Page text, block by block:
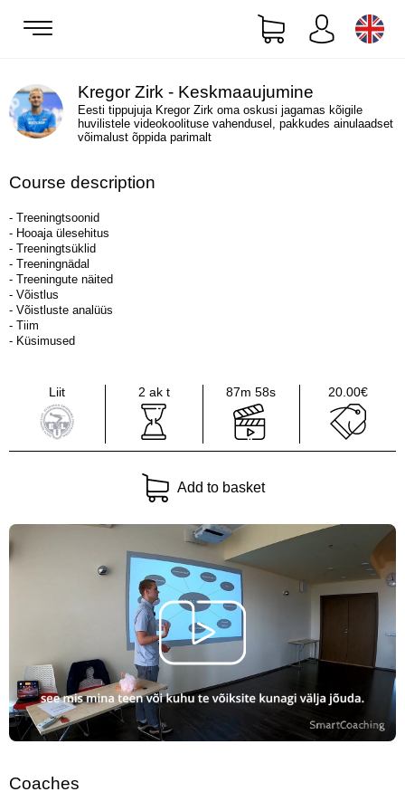
Kregor Zirk - Keskmaaujumine
Eesti tippujuja Kregor Zirk oma oskusi jagamas kõigile
huvilistele videokoolituse vahendusel, pakkudes ainulaadset
võimalust õppida parimalt
Course description
- Treeningtsoonid
- Hooaja ülesehitus
- Treeningtsüklid
- Treeningnädal
- Treeningute näited
- Võistlus
- Võistluste analüüs
- Tiim
- Küsimused
Liit 2 ak t 87m 58s 20.00€
Add to basket
Coaches